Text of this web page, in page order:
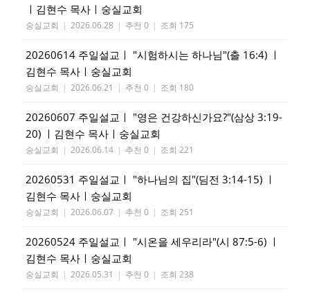
ㅣ김현수 목사ㅣ숭실교회
숭실교회 | 2026.06.28 | 추천 0 | 조회 175
20260614 주일설교ㅣ "시험하시는 하나님"(출 16:4) ㅣ
김현수 목사ㅣ숭실교회
숭실교회 | 2026.06.21 | 추천 0 | 조회 180
20260607 주일설교ㅣ "영은 건강하신가요?"(삼상 3:19-
20) ㅣ김현수 목사ㅣ숭실교회
숭실교회 | 2026.06.14 | 추천 0 | 조회 221
20260531 주일설교ㅣ "하나님의 집"(딤전 3:14-15) ㅣ
김현수 목사ㅣ숭실교회
숭실교회 | 2026.06.07 | 추천 0 | 조회 251
20260524 주일설교ㅣ "시온을 세우리라"(시 87:5-6) ㅣ
김현수 목사ㅣ숭실교회
숭실교회 | 2026.05.31 | 추천 0 | 조회 238